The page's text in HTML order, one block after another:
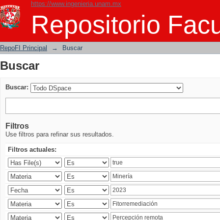
https://www.ingenieria.unam.mx
Repositorio
Buscar
RepoFI Principal → Buscar
Buscar
Buscar:
Filtros
Use filtros para refinar sus resultados.
Filtros actuales: